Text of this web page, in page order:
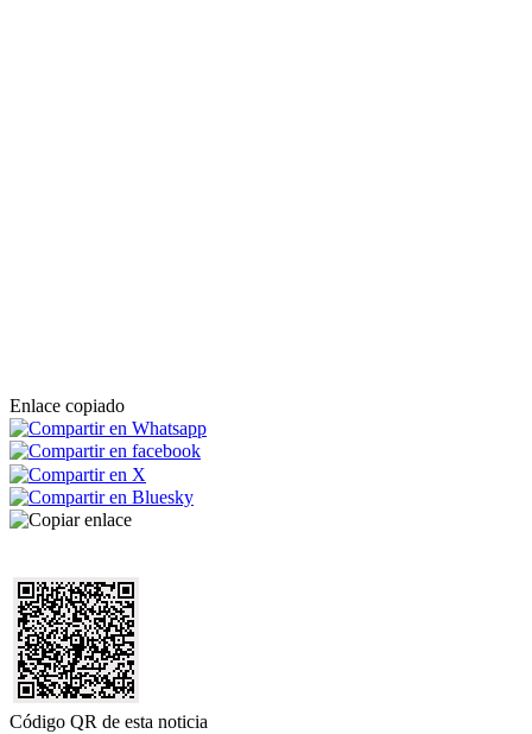
Enlace copiado
Código QR de esta noticia